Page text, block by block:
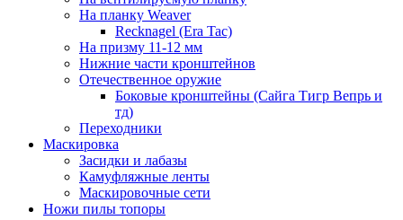
На планку Weaver
Recknagel (Era Tac)
На призму 11-12 мм
Нижние части кронштейнов
Отечественное оружие
Боковые кронштейны (Сайга Тигр Вепрь и
тд)
Переходники
Маскировка
Засидки и лабазы
Камуфляжные ленты
Маскировочные сети
Ножи пилы топоры